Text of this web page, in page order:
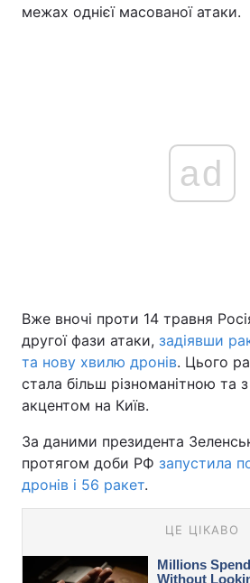
межах однієї масованої атаки.
ad
Вже вночі проти 14 травня
другої фази атаки, задіявши
та нову хвилю дронів. Цього
стала більш різноманітною та
акцентом на Київ.
За даними президента
протягом доби РФ запустила
дронів і 56 ракет.